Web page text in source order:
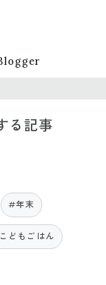
る記事
#年末
どもごはん